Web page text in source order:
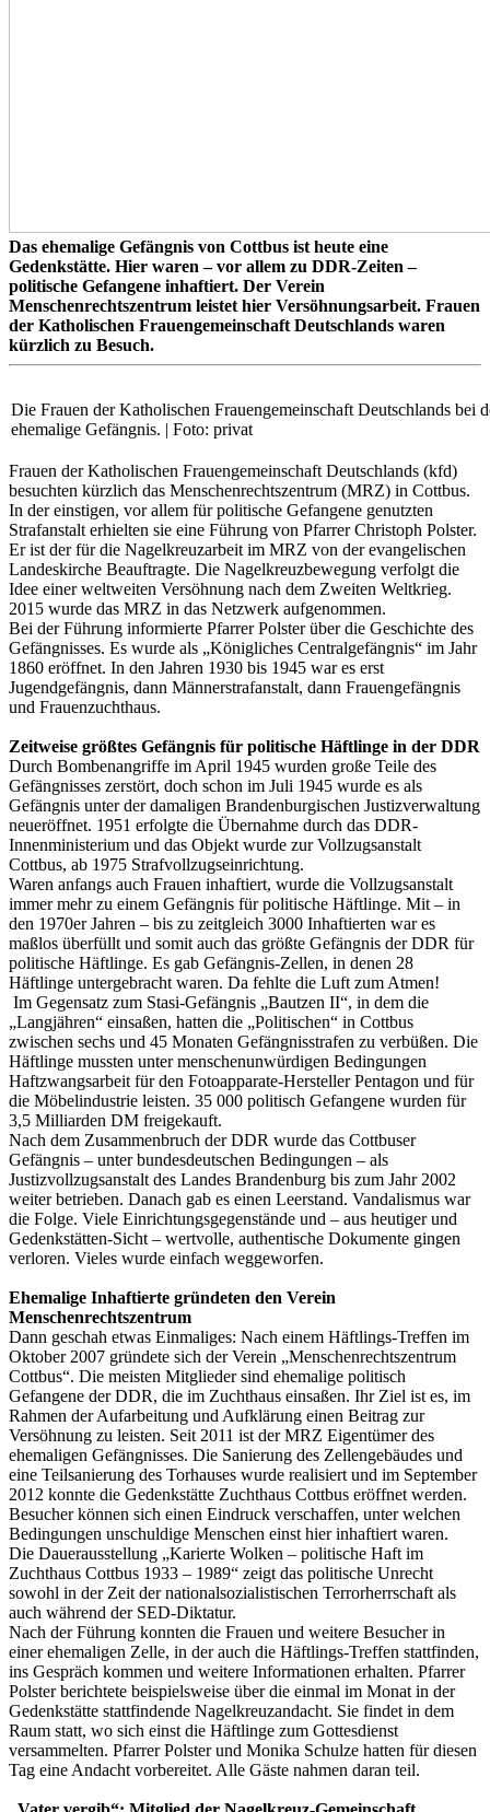
Das ehemalige Gefängnis von Cottbus ist heute eine
Gedenkstätte. Hier waren – vor allem zu DDR-Zeiten –
politische Gefangene inhaftiert. Der Verein
Menschenrechtszentrum leistet hier Versöhnungsarbeit. Frauen
der Katholischen Frauengemeinschaft Deutschlands waren
kürzlich zu Besuch.
Die Frauen der Katholischen Frauengemeinschaft Deutschlands bei
ehemalige Gefängnis. | Foto: privat
Frauen der Katholischen Frauengemeinschaft Deutschlands (kfd)
besuchten kürzlich das Menschenrechtszentrum (MRZ) in Cottbus.
In der einstigen, vor allem für politische Gefangene genutzten
Strafanstalt erhielten sie eine Führung von Pfarrer Christoph Polster.
Er ist der für die Nagelkreuzarbeit im MRZ von der evangelischen
Landeskirche Beauftragte. Die Nagelkreuzbewegung verfolgt die
Idee einer weltweiten Versöhnung nach dem Zweiten Weltkrieg.
2015 wurde das MRZ in das Netzwerk aufgenommen.
Bei der Führung informierte Pfarrer Polster über die Geschichte des
Gefängnisses. Es wurde als „Königliches Centralgefängnis“ im Jahr
1860 eröffnet. In den Jahren 1930 bis 1945 war es erst
Jugendgefängnis, dann Männerstrafanstalt, dann Frauengefängnis
und Frauenzuchthaus.
Zeitweise größtes Gefängnis für politische Häftlinge in der DDR
Durch Bombenangriffe im April 1945 wurden große Teile des
Gefängnisses zerstört, doch schon im Juli 1945 wurde es als
Gefängnis unter der damaligen Brandenburgischen Justizverwaltung
neueröffnet. 1951 erfolgte die Übernahme durch das DDR-
Innenministerium und das Objekt wurde zur Vollzugsanstalt
Cottbus, ab 1975 Strafvollzugseinrichtung.
Waren anfangs auch Frauen inhaftiert, wurde die Vollzugsanstalt
immer mehr zu einem Gefängnis für politische Häftlinge. Mit – in
den 1970er Jahren – bis zu zeitgleich 3000 Inhaftierten war es
maßlos überfüllt und somit auch das größte Gefängnis der DDR für
politische Häftlinge. Es gab Gefängnis-Zellen, in denen 28
Häftlinge untergebracht waren. Da fehlte die Luft zum Atmen!
Im Gegensatz zum Stasi-Gefängnis „Bautzen II“, in dem die
„Langjähren“ einsaßen, hatten die „Politischen“ in Cottbus
zwischen sechs und 45 Monaten Gefängnisstrafen zu verbüßen. Die
Häftlinge mussten unter menschenunwürdigen Bedingungen
Haftzwangsarbeit für den Fotoapparate-Hersteller Pentagon und für
die Möbelindustrie leisten. 35 000 politisch Gefangene wurden für
3,5 Milliarden DM freigekauft.
Nach dem Zusammenbruch der DDR wurde das Cottbuser
Gefängnis – unter bundesdeutschen Bedingungen – als
Justizvollzugsanstalt des Landes Brandenburg bis zum Jahr 2002
weiter betrieben. Danach gab es einen Leerstand. Vandalismus war
die Folge. Viele Einrichtungsgegenstände und – aus heutiger und
Gedenkstätten-Sicht – wertvolle, authentische Dokumente gingen
verloren. Vieles wurde einfach weggeworfen.
Ehemalige Inhaftierte gründeten den Verein
Menschenrechtszentrum
Dann geschah etwas Einmaliges: Nach einem Häftlings-Treffen im
Oktober 2007 gründete sich der Verein „Menschenrechtszentrum
Cottbus“. Die meisten Mitglieder sind ehemalige politisch
Gefangene der DDR, die im Zuchthaus einsaßen. Ihr Ziel ist es, im
Rahmen der Aufarbeitung und Aufklärung einen Beitrag zur
Versöhnung zu leisten. Seit 2011 ist der MRZ Eigentümer des
ehemaligen Gefängnisses. Die Sanierung des Zellengebäudes und
eine Teilsanierung des Torhauses wurde realisiert und im September
2012 konnte die Gedenkstätte Zuchthaus Cottbus eröffnet werden.
Besucher können sich einen Eindruck verschaffen, unter welchen
Bedingungen unschuldige Menschen einst hier inhaftiert waren.
Die Dauerausstellung „Karierte Wolken – politische Haft im
Zuchthaus Cottbus 1933 – 1989“ zeigt das politische Unrecht
sowohl in der Zeit der nationalsozialistischen Terrorherrschaft als
auch während der SED-Diktatur.
Nach der Führung konnten die Frauen und weitere Besucher in
einer ehemaligen Zelle, in der auch die Häftlings-Treffen stattfinden,
ins Gespräch kommen und weitere Informationen erhalten. Pfarrer
Polster berichtete beispielsweise über die einmal im Monat in der
Gedenkstätte stattfindende Nagelkreuzandacht. Sie findet in dem
Raum statt, wo sich einst die Häftlinge zum Gottesdienst
versammelten. Pfarrer Polster und Monika Schulze hatten für diesen
Tag eine Andacht vorbereitet. Alle Gäste nahmen daran teil.